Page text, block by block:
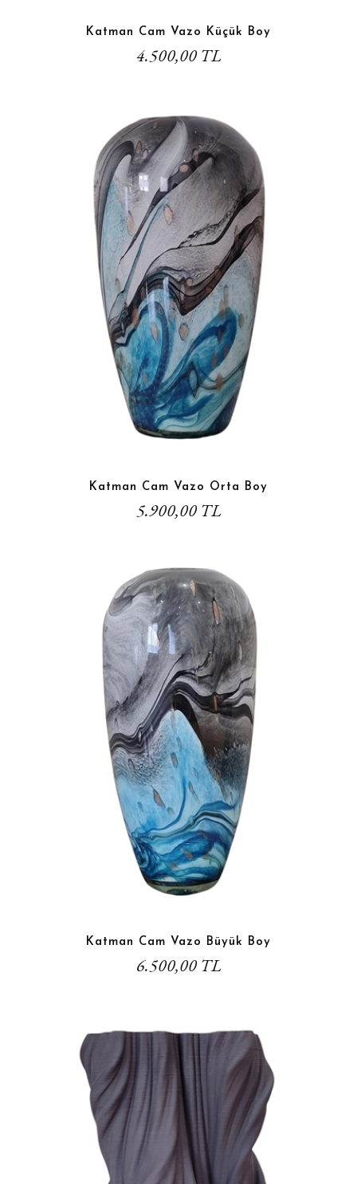
Katman Cam Vazo Küçük Boy
4.500,00 TL
Katman Cam Vazo Orta Boy
5.900,00 TL
Katman Cam Vazo Büyük Boy
6.500,00 TL